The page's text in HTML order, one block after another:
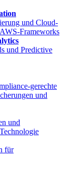
und Cloud-
Frameworks
und Predictive
gerechte
und
und
für